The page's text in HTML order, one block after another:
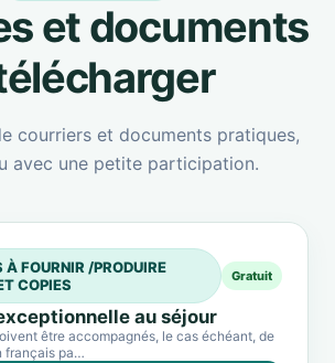
et documents
courriers et documents pratiques,
avec une petite participation.
À FOURNIR /PRODUIRE
COPIES
Gratuit
au séjour
être accompagnés, le cas échéant, de
français pa…